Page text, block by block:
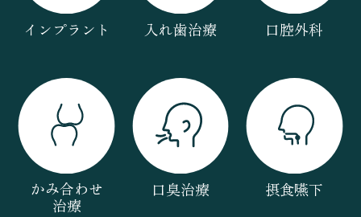
インプラント 入れ歯治療 口腔外科
かみ合わせ
治療
口臭治療 摂食嚥下